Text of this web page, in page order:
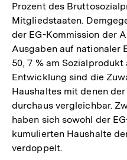
Prozent des
Mitgliedstaaten.
der EG-Kommission der
Ausgaben auf nationaler
50, 7 % am
Entwicklung sind die
Haushaltes mit denen
durchaus vergleichbar.
haben sich sowohl der
kumulierten Haushalte
verdoppelt.